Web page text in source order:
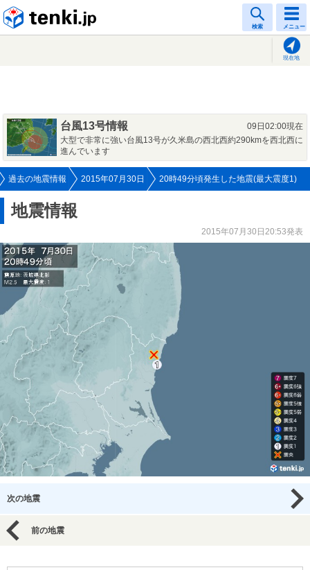
検索 メニュー
現在地
台風13号情報
09日02:00現在
大型で非常に強い台風13号が久米島の西北西約290kmを西北西に
進んでいます
過去の地震情報 2015年07月30日 20時49分頃発生した地震(最大震度1)
地震情報
2015年07月30日20:53発表
次の地震
前の地震